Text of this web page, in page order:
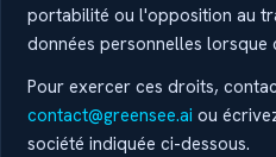
portabilité ou l'opposition au
données personnelles lorsque
Pour exercer ces droits,
contact@greensee.ai ou
société indiquée ci-dessous.